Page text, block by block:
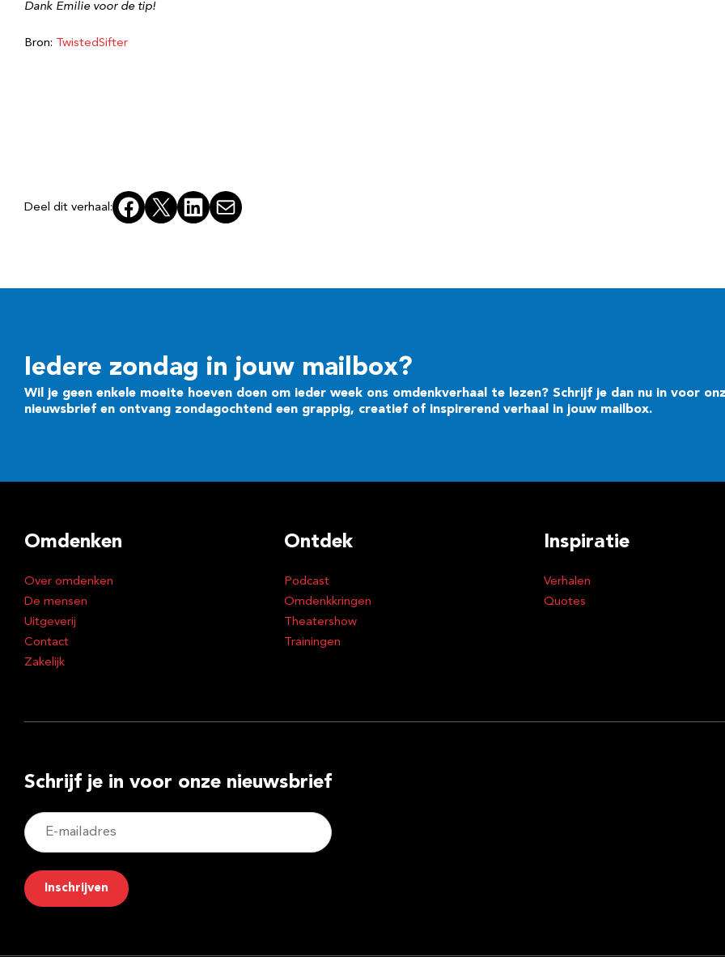
Dank Emilie voor de tip!
Bron: TwistedSifter
Deel dit verhaal: Facebook
X LinkedInE-mail
Iedere zondag in jouw mailbox?
Wil je geen enkele moeite hoeven doen om ieder week ons omdenkverhaal te lezen? Schrijf je dan nu in voor
nieuwsbrief en ontvang zondagochtend een grappig, creatief of inspirerend verhaal in jouw mailbox.
Omdenken
Over omdenken
De mensen
Uitgeverij
Contact
Zakelijk
Ontdek
Podcast
Omdenkkringen
Theatershow
Trainingen
Inspiratie
Verhalen
Quotes
Schrijf je in voor onze nieuwsbrief
E-
mailadres
Inschrijven